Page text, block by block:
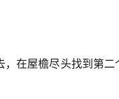
在屋檐尽头找到第二